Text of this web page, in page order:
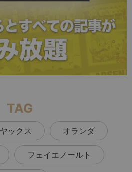
TAG
ックス オランダ
フェイエノールト